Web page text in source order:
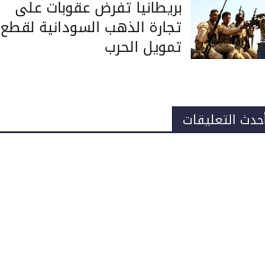
بريطانيا تفرض عقوبات على
تجارة الذهب السودانية لقطع
تمويل الحرب
التعليقات